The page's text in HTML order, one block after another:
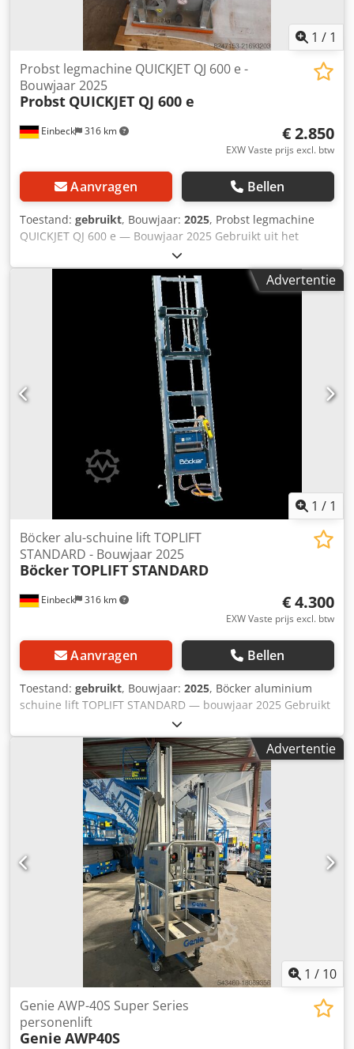
1 / 1
Einbeck 316 km
Probst legmachine QUICKJET QJ 600 e -
Bouwjaar 2025
Probst QUICKJET QJ 600 e
€ 2.850
EXW Vaste prijs excl. btw
Aanvragen Bellen
Toestand: gebruikt, Bouwjaar: 2025, Probst legmachine
QUICKJET QJ 600 e — Bouwjaar 2025 Gebruikt uit het
professionele verhuurpark van Kurt König Baumaschinen
GmbH, Einbeck. Dcedpfx Amoy Aa Exsbek Staat &
Opmerkingen: - Staat: Gebruikt uit verhuur, regelmatig
onderhouden - Functie: Volledig functioneel - Het
productafbeelding toont een vergelijkbaar apparaat in
nieuwstaat — de daadwerkelijke staat wijkt af afhankelijk
van gebruiksduur - Bezichtiging mogelijk in 37574 Einbeck
na afspraak Prijs 3.100 EUR excl. btw | EXW Einbeck |
Levering op aanvraag
Advertentie
1 / 1
Einbeck 316 km
Böcker alu-schuine lift TOPLIFT
STANDARD - Bouwjaar 2025
BöckerTOPLIFT STANDARD
€ 4.300
EXW Vaste prijs excl. btw
Aanvragen Bellen
Toestand: gebruikt, Bouwjaar: 2025, Böcker aluminium
schuine lift TOPLIFT STANDARD — bouwjaar 2025 Gebruikt
uit de professionele verhuurvloot van Kurt König
Baumaschinen GmbH, Einbeck. Staat & opmerkingen: -
Staat: Gebruikt uit verhuur, regelmatig onderhouden -
Werking: Volledig functioneel - De productfoto toont een
vergelijkbaar apparaat in nieuwstaat — de werkelijke staat
kan variëren afhankelijk van de gebruiksduur -
Bezichtiging op afspraak mogelijk te 37574 Einbeck
Dodpfeyz Uqgsx Ambock Prijs 4.950 EUR excl. BTW | EXW
Einbeck | Levering op aanvraag
Advertentie
1 / 10
Genie AWP-40S Super Series
personenlift
Genie AWP40S